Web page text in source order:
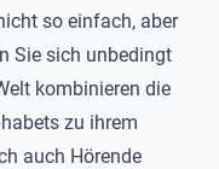
so einfach, aber
Sie sich unbedingt
kombinieren die
zu ihrem
auch Hörende